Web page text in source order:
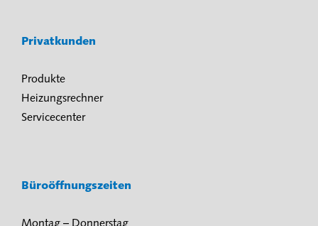
Privatkunden
Produkte
Heizungsrechner
Servicecenter
Büroöffnungszeiten